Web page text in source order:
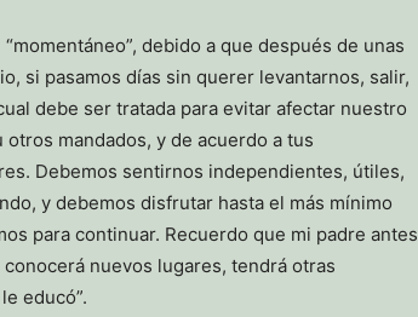
debido a que después de unas
si pasamos días sin querer levantarnos, salir,
debe ser tratada para evitar afectar nuestro
mandados, y de acuerdo a tus
Debemos sentirnos independientes, útiles,
y debemos disfrutar hasta el más mínimo
para continuar. Recuerdo que mi padre antes
nuevos lugares, tendrá otras
educó”.